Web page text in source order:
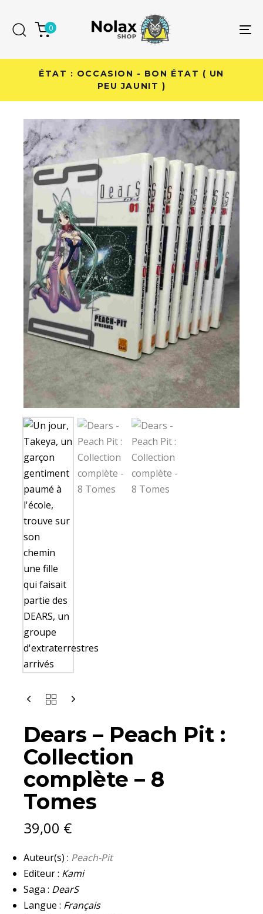
links
primary
content
0
ÉTAT : OCCASION - BON ÉTAT ( UN
PEU JAUNIT )
Dears – Peach Pit :
Collection
complète – 8
Tomes
39,00 €
Auteur(s) : Peach-Pit
Editeur : Kami
Saga : DearS
Langue : Français